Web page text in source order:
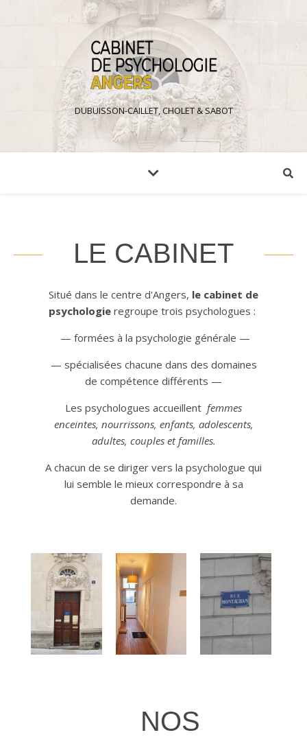
DUBUISSON-CAILLET, CHOLET & SABOT
LE CABINET
Situé dans le centre d'Angers, le cabinet de
psychologie regroupe trois psychologues :
— formées à la psychologie générale —
— spécialisées chacune dans des domaines
de compétence différents —
Les psychologues accueillent femmes
enceintes, nourrissons, enfants, adolescents,
adultes, couples et familles.
A chacun de se diriger vers la psychologue qui
lui semble le mieux correspondre à sa
demande.
NOS